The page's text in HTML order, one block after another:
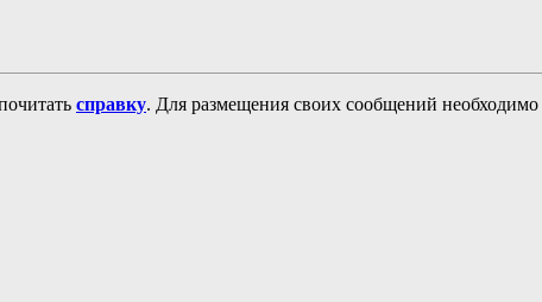
справку. Для размещения своих сообщений необходимо